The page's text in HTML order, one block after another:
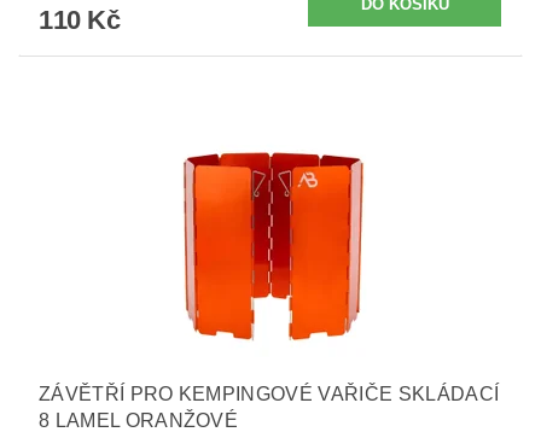
110 Kč
ZÁVĚTŘÍ PRO KEMPINGOVÉ VAŘIČE SKLÁDACÍ
8 LAMEL ORANŽOVÉ